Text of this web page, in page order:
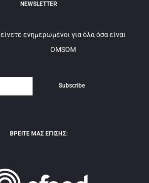
NEWSLETTER
είνετε ενημερωμένοι για όλα όσα είναι
OMSOM
ΒΡΕΙΤΕ ΜΑΣ ΕΠΙΣΗΣ: